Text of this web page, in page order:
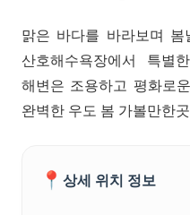
맑은 바다를 바라보며
산호해수욕장에서 특
해변은 조용하고 평화로
완벽한 우도 봄 가볼만한
📍 상세 위치 정보